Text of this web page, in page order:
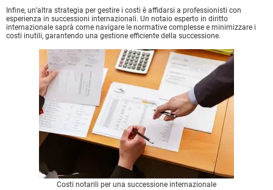
Infine, un’altra strategia per gestire i costi è affidarsi a professionisti con
esperienza in successioni internazionali. Un notaio esperto in diritto
internazionale saprà come navigare le normative complesse e minimizzare i
costi inutili, garantendo una gestione efficiente della successione.
Costi notarili per una successione internazionale